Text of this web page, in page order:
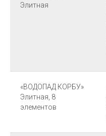
Элитная
«ВОДОПАД КОРБУ»
Элитная, 8
элементов